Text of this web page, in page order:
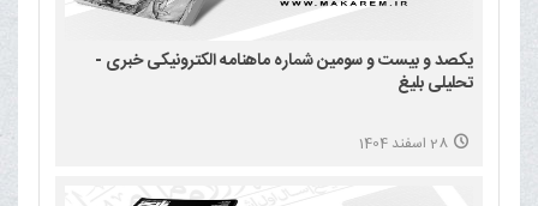
یکصد و بیست و سومین شماره ماهنامه الکترونیکی خبری -
تحلیلی بلیغ
28 اسفند 1404